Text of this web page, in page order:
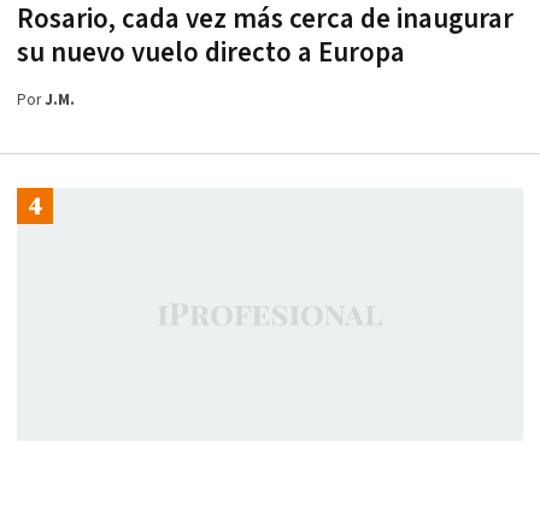
Rosario, cada vez más cerca de inaugurar
su nuevo vuelo directo a Europa
PorJ.M.